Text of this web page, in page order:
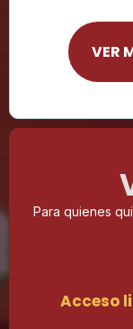
VER
Para quienes
Acceso